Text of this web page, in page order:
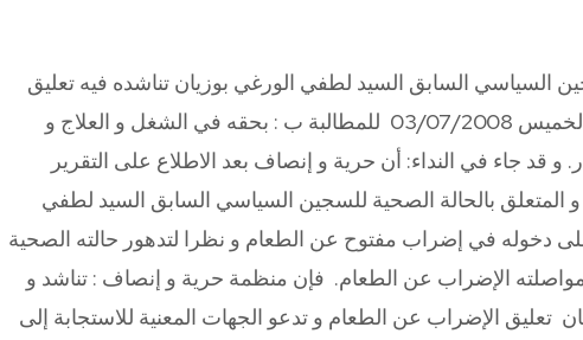
السياسي السابق السيد لطفي الورغي بوزيان تناشده فيه تعليق
الإضراب عن الطعام الذي بدأه يوم الخميس 03/07/2008 للمطالبة ب : بحقه في الشغل و العلاج و
و قد جاء في النداء: أن حرية و إنصاف بعد الاطلاع على التقرير
الطبي المحرر بتاريخ 20/08/2008 و المتعلق بالحالة الصحية للسجين السياسي السابق السيد لطفي
و بعد مرور 51 يوما على دخوله في إضراب مفتوح عن الطعام و نظرا لتدهور حالته الصحية
الإضراب عن الطعام. فإن منظمة حرية و إنصاف : تناشد و
الإضراب عن الطعام و تدعو الجهات المعنية للاستجابة إلى